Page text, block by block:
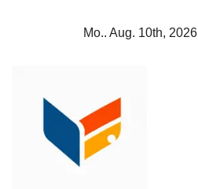
Mo.. Aug. 10th, 2026